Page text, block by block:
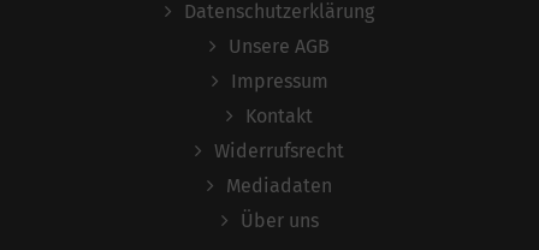
Datenschutzerklärung
Unsere AGB
Impressum
Kontakt
Widerrufsrecht
Mediadaten
Über uns